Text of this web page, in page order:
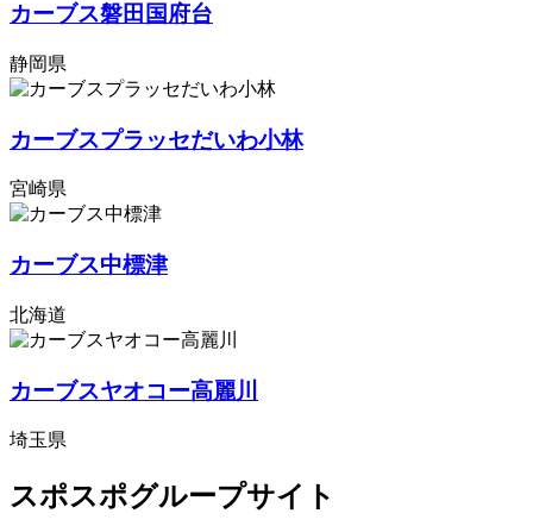
カーブス磐田国府台
静岡県
カーブスプラッセだいわ小林
宮崎県
カーブス中標津
北海道
カーブスヤオコー高麗川
埼玉県
スポスポグループサイト